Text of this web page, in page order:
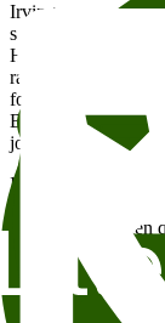
Irving er en av
samvittigheten,
Han treffer mange
rammet av
fortellingen, til det
Blant bjørner og
journalist eller en
I år fyller John
manglende
bryterdrakter siden
roman, som på
det den
hendelsene.